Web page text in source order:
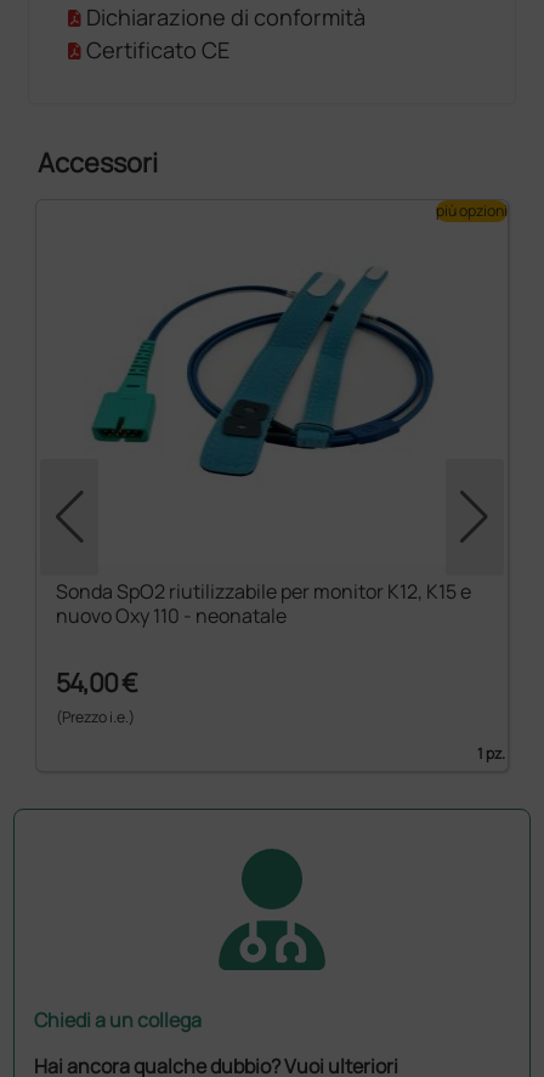
Dichiarazione di conformità
Certificato CE
Accessori
Sonda SpO2 riutilizzabile per monitor K12, K15 e
nuovo Oxy 110 - neonatale
54,00 €
(Prezzo i.e.)
1 pz.
più opzioni
Chiedi a un collega
Hai ancora qualche dubbio? Vuoi ulteriori